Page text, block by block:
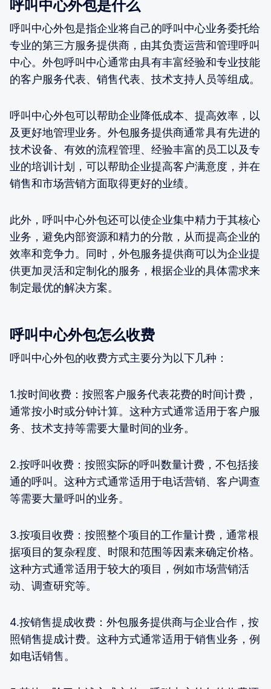
呼叫中心外包是什么
呼叫中心外包是指企业将自己的呼叫中心业务委托给
专业的第三方服务提供商，由其负责运营和管理呼叫
中心。外包呼叫中心通常由具有丰富经验和专业技能
的客户服务代表、销售代表、技术支持人员等组成。
呼叫中心外包可以帮助企业降低成本、提高效率，以
及更好地管理业务。外包服务提供商通常具有先进的
技术设备、有效的流程管理、经验丰富的员工以及专
业的培训计划，可以帮助企业提高客户满意度，并在
销售和市场营销方面取得更好的业绩。
此外，呼叫中心外包还可以使企业集中精力于其核心
业务，避免内部资源和精力的分散，从而提高企业的
效率和竞争力。同时，外包服务提供商可以为企业提
供更加灵活和定制化的服务，根据企业的具体需求来
制定最优的解决方案。
呼叫中心外包怎么收费
呼叫中心外包的收费方式主要分为以下几种：
1.按时间收费：按照客户服务代表花费的时间计费，
通常按小时或分钟计算。这种方式通常适用于客户服
务、技术支持等需要大量时间的业务。
2.按呼叫收费：按照实际的呼叫数量计费，不包括接
通的呼叫。这种方式通常适用于电话营销、客户调查
等需要大量呼叫的业务。
3.按项目收费：按照整个项目的工作量计费，通常根
据项目的复杂程度、时限和范围等因素来确定价格。
这种方式通常适用于较大的项目，例如市场营销活
动、调查研究等。
4.按销售提成收费：外包服务提供商与企业合作，按
照销售提成计费。这种方式通常适用于销售业务，例
如电话销售。